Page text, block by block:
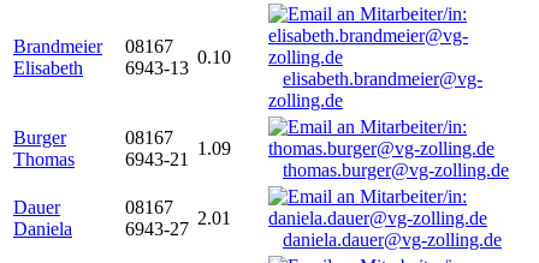
Brandmeier
Elisabeth
08167
6943-13
0.10
elisabeth.brandmeier@vg-
zolling.de
Burger
Thomas
08167
6943-21
1.09
thomas.burger@vg-zolling.de
Dauer
Daniela
08167
6943-27
2.01
daniela.dauer@vg-zolling.de